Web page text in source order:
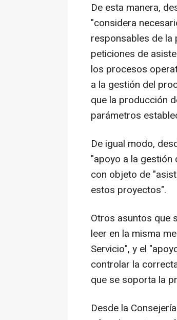
De esta manera,
"considera
responsables de la
peticiones de
los procesos
a la gestión del
que la producción
parámetros
De igual modo,
"apoyo a la gestión
con objeto de
estos proyectos".
Otros asuntos que
leer en la misma
Servicio", y el
controlar la
que se soporta la
Desde la